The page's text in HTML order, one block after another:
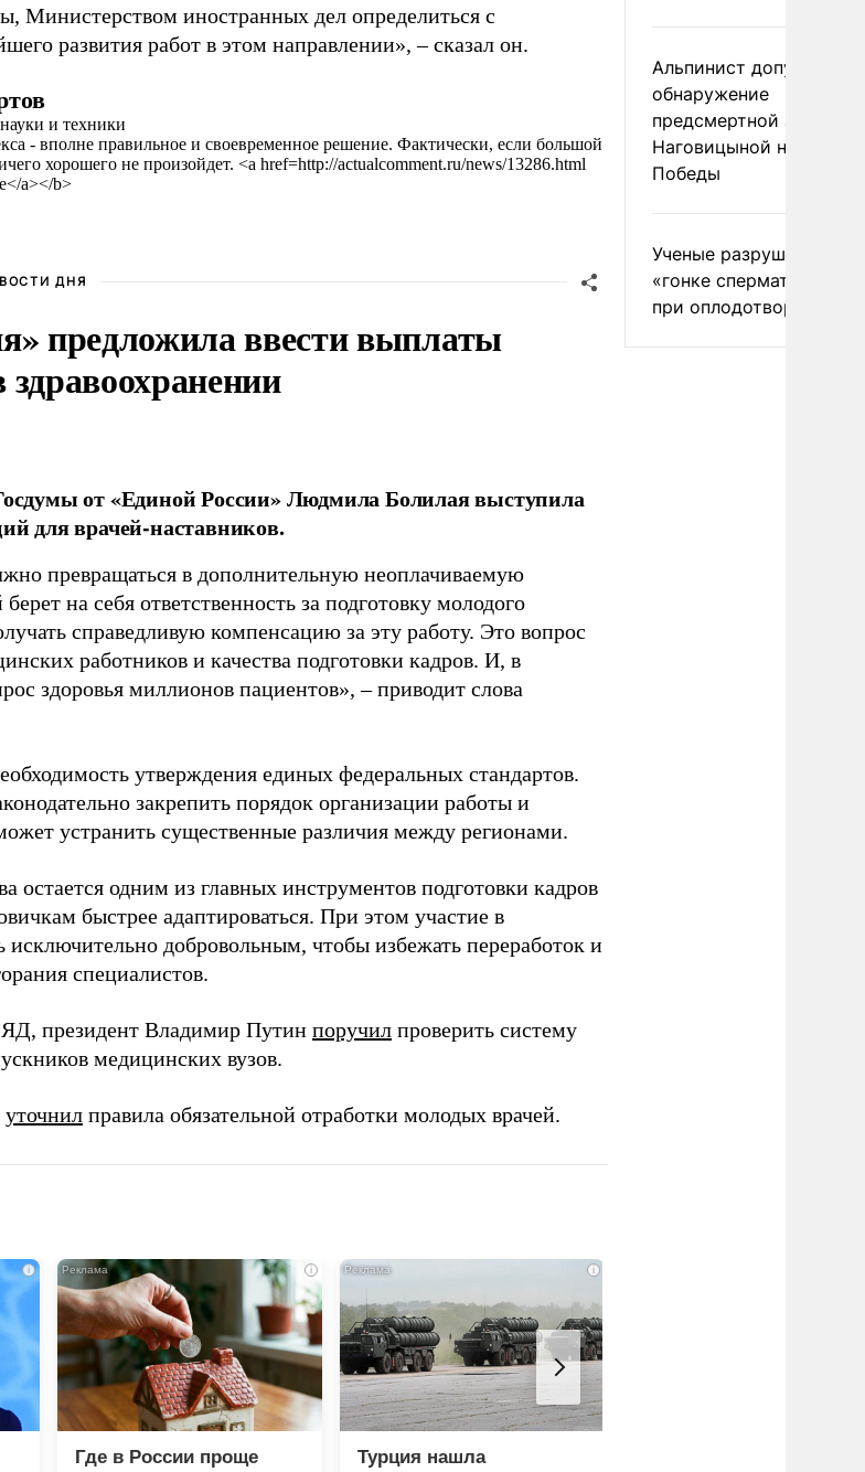
Министерством иностранных дел определиться с
развития работ в этом направлении», – сказал он.
и техники
- вполне правильное и своевременное решение. Фактически, если большой
хорошего не произойдет. <a href=http://actualcomment.ru/news/13286.html
a></b>
ДНЯ
предложила ввести выплаты
от «Единой России» Людмила Болилая выступила
для врачей-наставников.
превращаться в дополнительную неоплачиваемую
на себя ответственность за подготовку молодого
справедливую компенсацию за эту работу. Это вопрос
работников и качества подготовки кадров. И, в
здоровья миллионов пациентов», – приводит слова
утверждения единых федеральных стандартов.
закрепить порядок организации работы и
устранить существенные различия между регионами.
остается одним из главных инструментов подготовки кадров
быстрее адаптироваться. При этом участие в
добровольным, чтобы избежать переработок и
специалистов.
президент Владимир Путин поручил проверить систему
медицинских вузов.
уточнил правила обязательной отработки молодых врачей.
i i
Где в России проще
i
Турция нашла
Альпинист допустил
обнаружение
предсмертной записки
Наговицыной на пике
Победы
Ученые разрушили миф
«гонке
при оплодотворении